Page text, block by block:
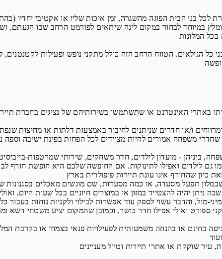
בני הבית הפוגה מהשגרה, זמן איכות שליו או אקטיבי יחדיו
במיוחד לבחור במקום לינה שיתאים לפורמט הרחב שבו הגעתם,
הגילאים. הטווח הרחב הזה כולל מתקני נופש ופעילות לקטנטנים,
באתרי האינטרנט או שתשתמשו בשירותיהם של נציגים בחברת
ו/או חדרים שניתנים לחיבור באמצעות דלתות או מחיצות
משפחה אמורים להיות מצוידים לכל הפחות בפינת ישיבה
ביניהן - מועדון לילדים, חדר משחקים, שירותי שמרטפות-
גם לילדים ואפילו לתינוקות. אם החופשה שלכם היא חופשת חורף
ספורט ואולי אפילו חדר כושר, וכמובן שהמקום יציע משטחי דשא